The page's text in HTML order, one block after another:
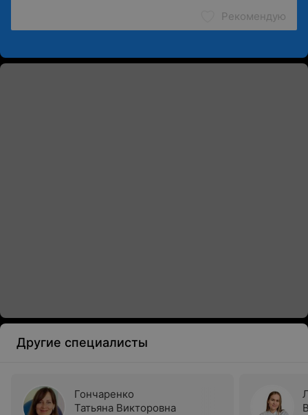
Рекомендую
Другие специалисты
Гончаренко
Татьяна Викторовна